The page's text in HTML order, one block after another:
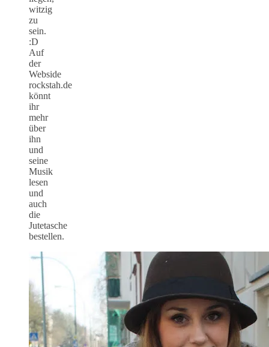
witzig
zu
sein.
:D
Auf
der
Webside
rockstah.de
könnt
ihr
mehr
über
ihn
und
seine
Musik
lesen
und
auch
die
Jutetasche
bestellen.